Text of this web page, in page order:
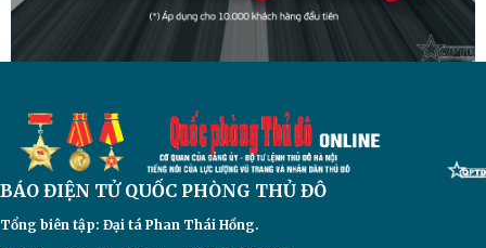
BÁO ĐIỆN TỬQUỐC PHÒNG THỦ ĐÔ
Tổng biên tập: Đại tá Phan Thái Hồng.